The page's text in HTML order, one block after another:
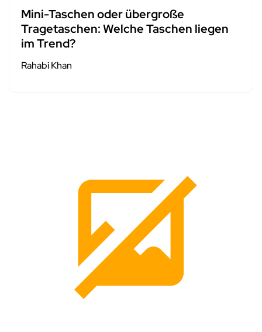
Mini-Taschen oder übergroße
Tragetaschen: Welche Taschen liegen
im Trend?
Rahabi Khan